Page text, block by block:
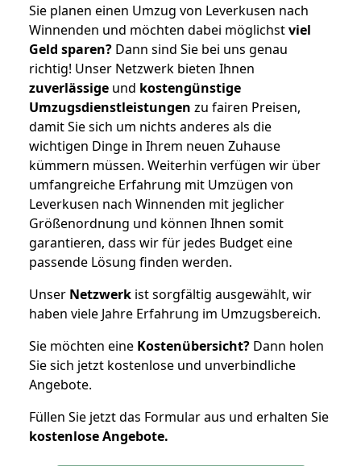
Sie planen einen Umzug von Leverkusen nach
Winnenden und möchten dabei möglichstviel
Geld sparen? Dann sind Sie bei uns genau
richtig! Unser Netzwerk bieten Ihnen
zuverlässige und kostengünstige
Umzugsdienstleistungen zu fairen Preisen,
damit Sie sich um nichts anderes als die
wichtigen Dinge in Ihrem neuen Zuhause
kümmern müssen. Weiterhin verfügen wir über
umfangreiche Erfahrung mit Umzügen von
Leverkusen nach Winnenden mit jeglicher
Größenordnung und können Ihnen somit
garantieren, dass wir für jedes Budget eine
passende Lösung finden werden.
Unser Netzwerk ist sorgfältig ausgewählt, wir
haben viele Jahre Erfahrung im Umzugsbereich.
Sie möchten eine Kostenübersicht? Dann holen
Sie sich jetzt kostenlose und unverbindliche
Angebote.
Füllen Sie jetzt das Formular aus und erhalten Sie
kostenloseAngebote.